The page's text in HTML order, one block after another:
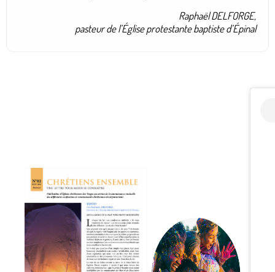
Raphaël DELFORGE,
pasteur de l’Église protestante baptiste d’Épinal